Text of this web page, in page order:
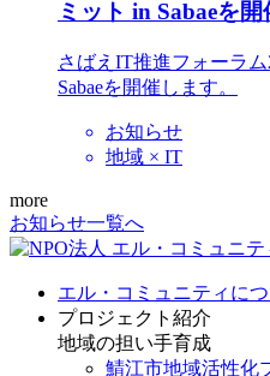
ミット in Sabaeを開
さばえIT推進フォーラ
Sabaeを開催します。
お知らせ
地域 × IT
more
お知らせ一覧へ
エル・コミュニティに
プロジェクト紹介
地域の担い手育成
鯖江市地域活性化